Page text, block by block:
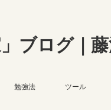
」ブログ｜
勉強法 ツール